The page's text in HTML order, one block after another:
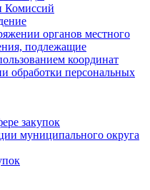
Комиссий
органов местного
подлежащие
координат
обработки персональных
закупок
муниципального округа